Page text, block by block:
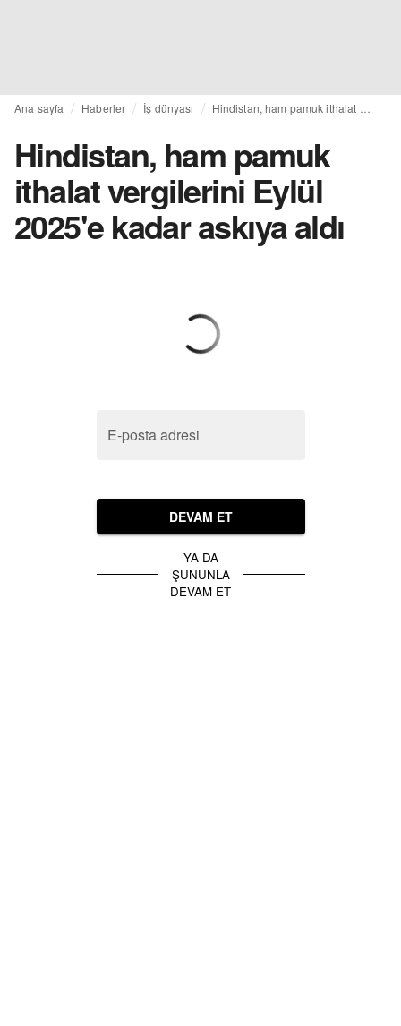
Ana sayfa Haberler İş dünyası
Hindistan, ham pamuk
ithalat vergilerini Eylül
2025'e kadar askıya aldı
E-posta adresi
DEVAM ET
YA DA
ŞUNUNLA
DEVAM ET